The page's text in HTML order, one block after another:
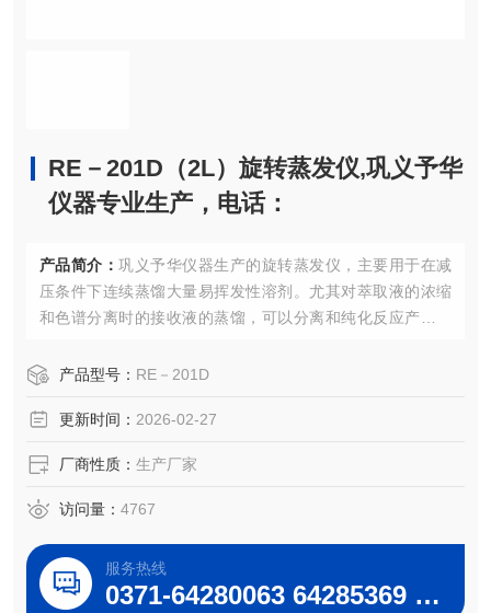
RE－201D（2L）旋转蒸发仪,巩义予华
仪器专业生产，电话：
产品简介： 巩义予华仪器生产的旋转蒸发仪，主要用于在减
压条件下连续蒸馏大量易挥发性溶剂。尤其对萃取液的浓缩
和色谱分离时的接收液的蒸馏，可以分离和纯化反应产物。
下，当溶剂蒸馏时，蒸馏烧瓶在连续转动。结构:蒸馏烧瓶可
流蛇形冷凝管与减压泵相连，回流冷凝管另一开口与带有磨
产品型号： RE－201D
更新时间： 2026-02-27
厂商性质： 生产厂家
访问量： 4767
服务热线
0371-64280063 64285369 64285222